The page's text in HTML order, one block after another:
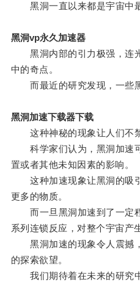
黑洞一直以来都是宇宙中最
黑洞vp永久加速器
黑洞内部的引力极强，连
中的奇点。
而最近的研究发现，一些黑
黑洞加速下载器下载
这种神秘的现象让人们不禁
科学家们认为，黑洞加速
置或者其他未知因素的影响。
这种加速现象让黑洞的吸
更多的物质。
而一旦黑洞加速到了一定
系列连锁反应，对整个宇宙产
黑洞加速的现象令人震撼
的探索欲望。
我们期待着在未来的研究中